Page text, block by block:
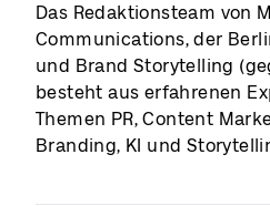
Das Redaktionsteam von
Communications, der
und Brand Storytelling
besteht aus erfahrenen
Themen PR, Content
Branding, KI und